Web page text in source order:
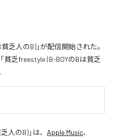
乏人のB)」が配信開始された。
乏freestyle (B-BOYのBは貧乏
人のB)」は、 Apple Music、